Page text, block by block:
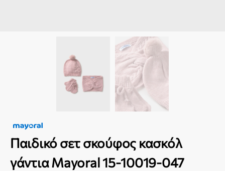
Παιδικό σετ σκούφος κασκόλ
γάντια Mayoral 15-10019-047